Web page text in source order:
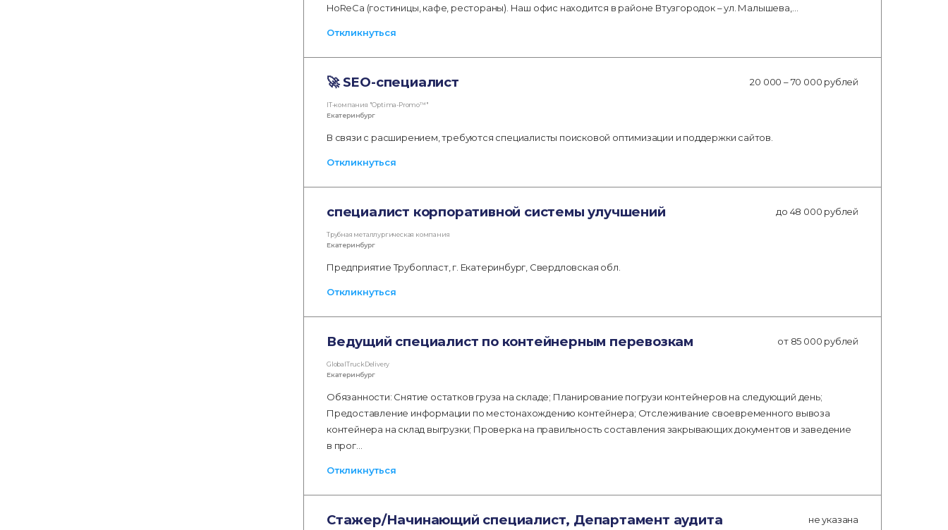
HoReCa (гостиницы, кафе, рестораны). Наш офис находится в районе Втузгородок – ул. Малышева,…
Откликнуться
🚀 SEO-специалист 20 000 – 70 000 рублей
IT-компания "Optima-Promo™"
Екатеринбург
В связи с расширением, требуются специалисты поисковой оптимизации и поддержки сайтов.
Откликнуться
специалист корпоративной системы улучшений до 48 000 рублей
Трубная металлургическая компания
Екатеринбург
Предприятие Трубопласт, г. Екатеринбург, Свердловская обл.
Откликнуться
Ведущий специалист по контейнерным перевозкам от 85 000 рублей
GlobalTruckDelivery
Екатеринбург
Обязанности: Снятие остатков груза на складе; Планирование погрузи контейнеров на следующий день;
Предоставление информации по местонахождению контейнера; Отслеживание своевременного вывоза
контейнера на склад выгрузки; Проверка на правильность составления закрывающих документов и заведение
в прог…
Откликнуться
Стажер/Начинающий специалист, Департамент аудита не указана